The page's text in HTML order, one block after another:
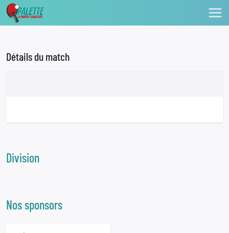
Détails du match
Division
Nos sponsors